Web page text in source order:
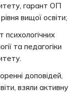
гарант ОП
вищої освіти;
психологічних
та педагогіки
доповідей,
взяли активну